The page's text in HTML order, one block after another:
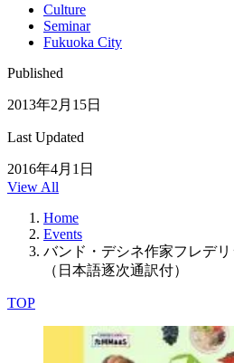
Culture
Seminar
Fukuoka City
Published
2013年2月15日
Last Updated
2016年4月1日
View All
Home
Events
バンド・デシネ作家フレデ
（日本語逐次通訳付）
TOP